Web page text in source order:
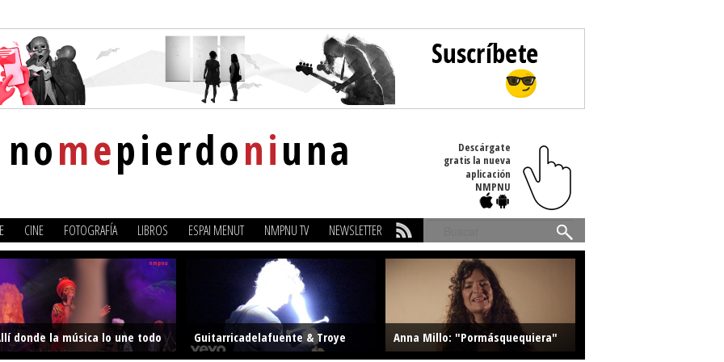
nomepierdoniuna
Descárgate
gratis la nueva
aplicación
NMPNU
CINE FOTOGRAFÍA LIBROS ESPAI MENUT NMPNU TV NEWSLETTER
Buscar
donde la música lo une todo
Guitarricadelafuente & Troye
Anna Millo: "Pormásquequiera"